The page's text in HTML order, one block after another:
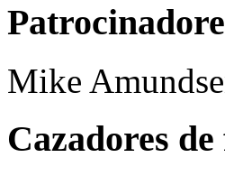
Mike
Cazadores